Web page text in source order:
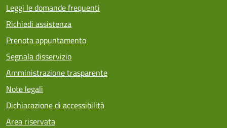
Leggi le domande frequenti
Richiedi assistenza
Prenota appuntamento
Segnala disservizio
Amministrazione trasparente
Note legali
Dichiarazione di accessibilità
Area riservata